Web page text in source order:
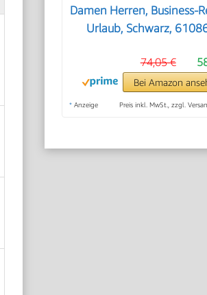
Damen Herren, Business-
Urlaub, Schwarz,
74,05 €
Bei Amazon
* Anzeige Preis inkl. MwSt., zzgl.